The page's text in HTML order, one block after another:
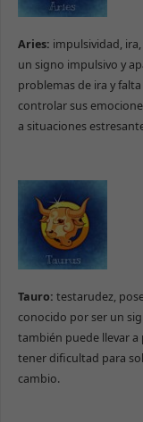
Aries: impulsividad,
un signo impulsivo y
problemas de ira y
controlar sus
a situaciones
Tauro: testarudez,
conocido por ser un
también puede llevar a
tener dificultad para
cambio.